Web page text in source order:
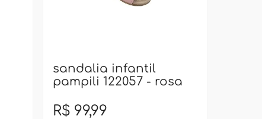
sandalia infantil
pampili 122057 - rosa
R$ 99,99